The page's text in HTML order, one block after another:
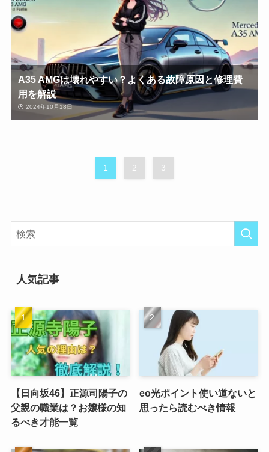
A35 AMGは壊れやすい？よくある故障原因と修理費
用を解説
2024年10月18日
1 2 3
人気記事
【日向坂46】正源司陽子の
父親の職業は？お嬢様の知
るべき才能一覧
eo光ポイント使い道ないと
思ったら読むべき情報